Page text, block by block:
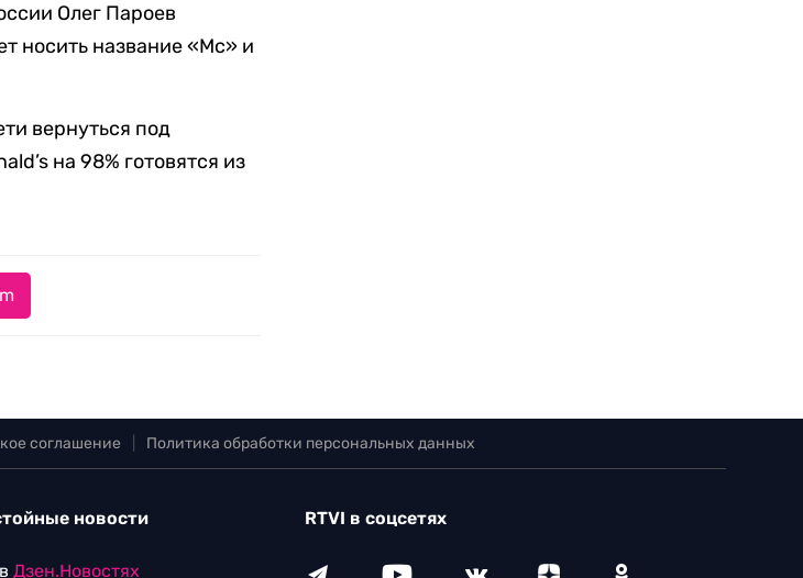
Олег Пароев
носить название «Mc» и
вернуться под
на 98% готовятся из
соглашение Политика обработки персональных данных
новости
Дзен.Новостях
RTVI в соцсетях